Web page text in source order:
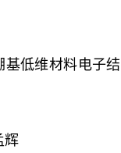
基低维材料电子
辉